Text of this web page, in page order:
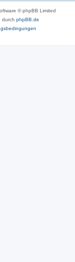
© phpBB Limited
durch phpBB.de